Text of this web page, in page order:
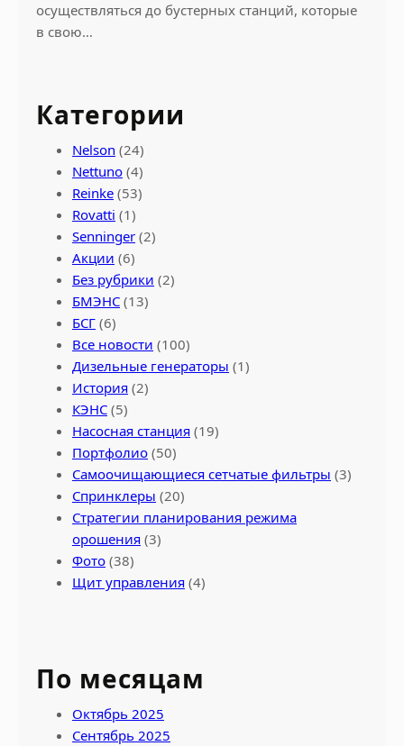
осуществляться до бустерных станций, которые
в свою…
Категории
Nelson (24)
Nettuno (4)
Reinke (53)
Rovatti (1)
Senninger (2)
Акции (6)
Без рубрики (2)
БМЭНС (13)
БСГ (6)
Все новости (100)
Дизельные генераторы (1)
История (2)
КЭНС (5)
Насосная станция (19)
Портфолио (50)
Самоочищающиеся сетчатые фильтры (3)
Спринклеры (20)
Стратегии планирования режима
орошения (3)
Фото (38)
Щит управления (4)
По месяцам
Октябрь 2025
Сентябрь 2025